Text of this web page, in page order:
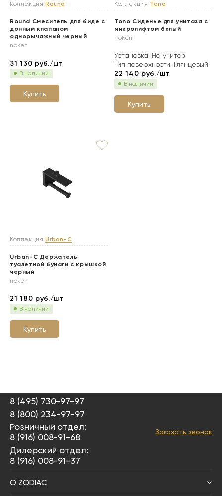
Коллекция Round
Round Смеситель для биде с
донным клапаном
однорычажный черный
noken
31 130 руб./шт
В наличии
Купить
Коллекция Tono
Tono Сиденье для унитаза с
микролифтом белый
noken
Установка: На унитаз
Тип поверхности: Глянцевый
22 140 руб./шт
В наличии
Купить
Коллекция Urban-C
Urban-C Держатель
туалетной бумаги с крышкой
черный
noken
21 180 руб./шт
В наличии
Купить
8 (495) 730-97-97
8 (800) 234-97-97
Розничный отдел:
8 (916) 008-91-68
Дилерский отдел:
8 (916) 008-91-37
Заказать звонок
О ZODIAC